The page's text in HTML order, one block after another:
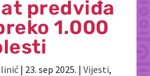
predviđa
1.000
| 23. sep 2025. | Vijesti,